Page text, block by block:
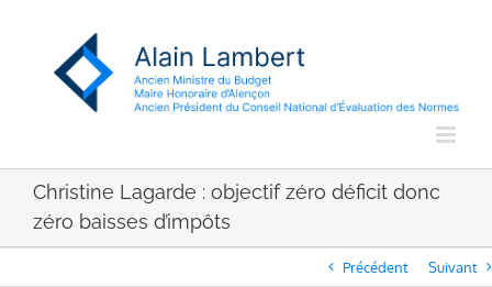
Christine Lagarde : objectif zéro déficit donc
zéro baisses d’impôts
Précédent Suivant